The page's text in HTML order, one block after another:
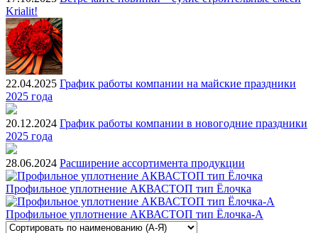
Krialit!
22.04.2025 График работы компании на майские праздники
2025 года
20.12.2024 График работы компании в новогодние праздники
2025 года
28.06.2024 Расширение ассортимента продукции
Профильное уплотнение АКВАСТОП тип Ёлочка
Профильное уплотнение АКВАСТОП тип Ёлочка-А